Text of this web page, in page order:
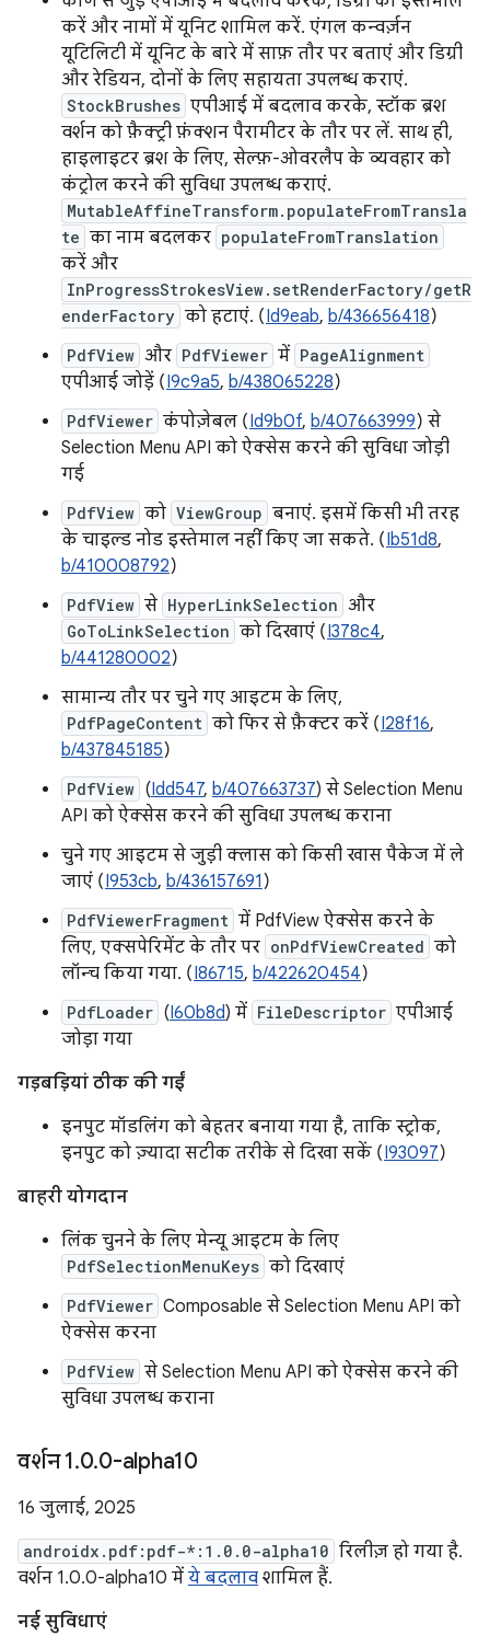
करें और नामों में यूनिट शामिल करें. एंगल कन्वर्ज़न
यूटिलिटी में यूनिट के बारे में साफ़ तौर पर बताएं और डिग्री
और रेडियन, दोनों के लिए सहायता उपलब्ध कराएं.
StockBrushes एपीआई में बदलाव करके, स्टॉक ब्रश
वर्शन को फ़ैक्ट्री फ़ंक्शन पैरामीटर के तौर पर लें. साथ ही,
हाइलाइटर ब्रश के लिए, सेल्फ़-ओवरलैप के व्यवहार को
कंट्रोल करने की सुविधा उपलब्ध कराएं.
MutableAffineTransform.populateFromTransla
te का नाम बदलकर populateFromTranslation
करें और
InProgressStrokesView.setRenderFactory/getR
enderFactory को हटाएं. (Id9eab, b/436656418)
PdfView और PdfViewer में PageAlignment
एपीआई जोड़ें (I9c9a5, b/438065228)
PdfViewer कंपोज़ेबल (Id9b0f, b/407663999) से
Selection Menu API को ऐक्सेस करने की सुविधा जोड़ी
गई
PdfView को ViewGroup बनाएं. इसमें किसी भी तरह
के चाइल्ड नोड इस्तेमाल नहीं किए जा सकते. (Ib51d8,
b/410008792)
PdfView से HyperLinkSelection और
GoToLinkSelection को दिखाएं (I378c4,
b/441280002)
सामान्य तौर पर चुने गए आइटम के लिए,
PdfPageContent को फिर से फ़ैक्टर करें (I28f16,
b/437845185)
PdfView (Idd547, b/407663737) से Selection Menu
API को ऐक्सेस करने की सुविधा उपलब्ध कराना
चुने गए आइटम से जुड़ी क्लास को किसी खास पैकेज में ले
जाएं (I953cb, b/436157691 )
PdfViewerFragment में PdfView ऐक्सेस करने के
लिए, एक्सपेरिमेंट के तौर पर onPdfViewCreated को
लॉन्च किया गया. (I86715, b/422620454)
PdfLoader (I60b8d) में FileDescriptor एपीआई
जोड़ा गया
गड़बड़ियां ठीक की गईं
इनपुट मॉडलिंग को बेहतर बनाया गया है, ताकि स्ट्रोक,
इनपुट को ज़्यादा सटीक तरीके से दिखा सकें (I93097)
बाहरी योगदान
लिंक चुनने के लिए मेन्यू आइटम के लिए
PdfSelectionMenuKeys को दिखाएं
PdfViewer Composable से Selection Menu API को
ऐक्सेस करना
PdfView से Selection Menu API को ऐक्सेस करने की
सुविधा उपलब्ध कराना
वर्शन 1.0.0-alpha10
16 जुलाई, 2025
androidx.pdf:pdf-*:1.0.0-alpha10 रिलीज़ हो गया है.
वर्शन 1.0.0-alpha10 में ये बदलाव शामिल हैं.
नई सुविधाएं